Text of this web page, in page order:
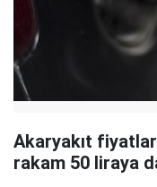
Akaryakıt
rakam 50 liraya